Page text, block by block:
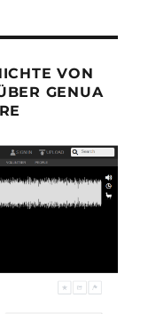
VON
GENUA